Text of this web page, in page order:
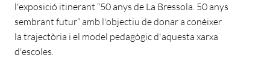
l'exposició itinerant “50 anys de La Bressola. 50 anys
sembrant futur” amb l'objectiu de donar a conèixer
la trajectòria i el model pedagògic d'aquesta xarxa
d'escoles.